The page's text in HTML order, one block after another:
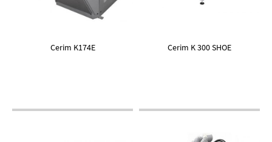
Cerim K174E Cerim K 300 SHOE